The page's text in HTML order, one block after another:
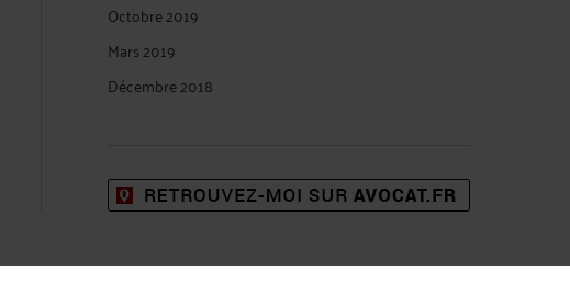
Octobre 2019
Mars 2019
Décembre 2018